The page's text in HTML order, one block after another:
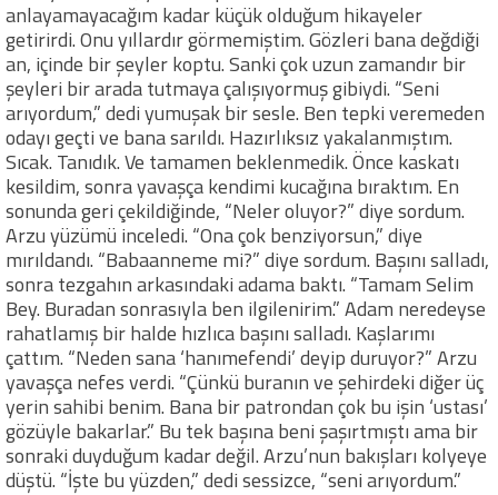
anlayamayacağım kadar küçük olduğum hikayeler
getirirdi. Onu yıllardır görmemiştim. Gözleri bana değdiği
an, içinde bir şeyler koptu. Sanki çok uzun zamandır bir
şeyleri bir arada tutmaya çalışıyormuş gibiydi. “Seni
arıyordum,” dedi yumuşak bir sesle. Ben tepki veremeden
odayı geçti ve bana sarıldı. Hazırlıksız yakalanmıştım.
Sıcak. Tanıdık. Ve tamamen beklenmedik. Önce kaskatı
kesildim, sonra yavaşça kendimi kucağına bıraktım. En
sonunda geri çekildiğinde, “Neler oluyor?” diye sordum.
Arzu yüzümü inceledi. “Ona çok benziyorsun,” diye
mırıldandı. “Babaanneme mi?” diye sordum. Başını salladı,
sonra tezgahın arkasındaki adama baktı. “Tamam Selim
Bey. Buradan sonrasıyla ben ilgilenirim.” Adam neredeyse
rahatlamış bir halde hızlıca başını salladı. Kaşlarımı
çattım. “Neden sana ‘hanımefendi’ deyip duruyor?” Arzu
yavaşça nefes verdi. “Çünkü buranın ve şehirdeki diğer üç
yerin sahibi benim. Bana bir patrondan çok bu işin ‘ustası’
gözüyle bakarlar.” Bu tek başına beni şaşırtmıştı ama bir
sonraki duyduğum kadar değil. Arzu’nun bakışları kolyeye
düştü. “İşte bu yüzden,” dedi sessizce, “seni arıyordum.”